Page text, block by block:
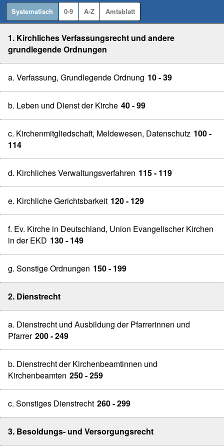
Systematisch 0-9 A-Z Amtsblatt
1. Kirchliches Verfassungsrecht und andere
grundlegende Ordnungen
a. Verfassung, Grundlegende Ordnung 10 - 39
b. Leben und Dienst der Kirche 40 - 99
c. Kirchenmitgliedschaft, Meldewesen, Datenschutz 100 -
114
d. Kirchliches Verwaltungsverfahren 115 - 119
e. Kirchliche Gerichtsbarkeit 120 - 129
f. Ev. Kirche in Deutschland, Union Evangelischer Kirchen
in der EKD 130 - 149
g. Sonstige Ordnungen 150 - 199
2. Dienstrecht
a. Dienstrecht und Ausbildung der Pfarrerinnen und
Pfarrer 200 - 249
b. Dienstrecht der Kirchenbeamtinnen und
Kirchenbeamten 250 - 259
c. Sonstiges Dienstrecht 260 - 299
3. Besoldungs- und Versorgungsrecht